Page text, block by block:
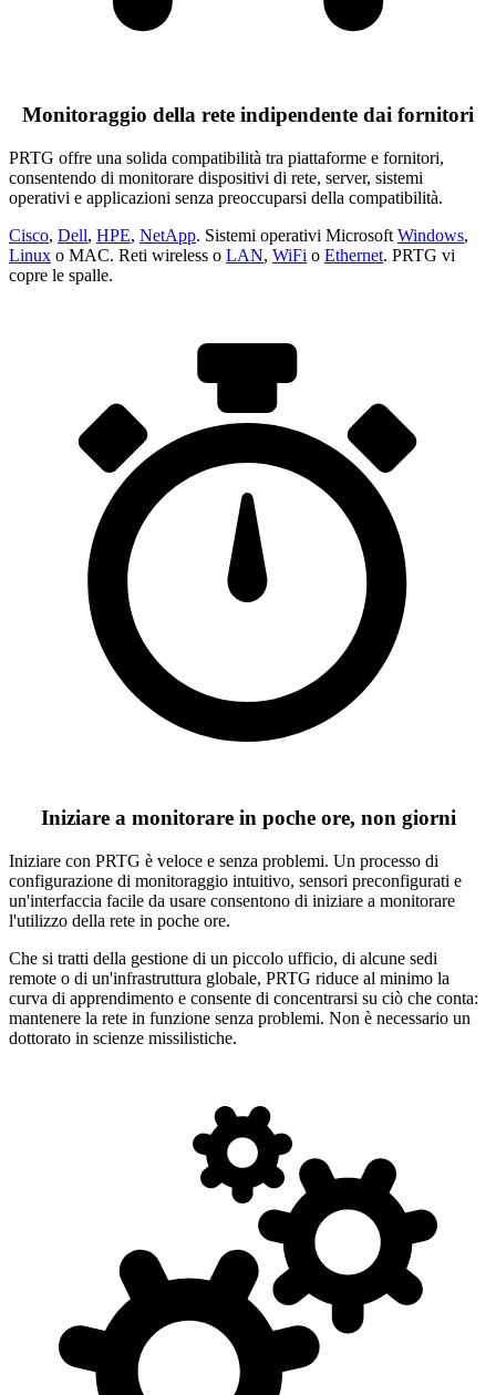
Monitoraggio della rete indipendente dai fornitori
PRTG offre una solida compatibilità tra piattaforme e fornitori,
consentendo di monitorare dispositivi di rete, server, sistemi
operativi e applicazioni senza preoccuparsi della compatibilità.
Cisco, Dell, HPE, NetApp. Sistemi operativi Microsoft Windows,
Linux o MAC. Reti wireless o LAN, WiFi o Ethernet. PRTG vi
copre le spalle.
Iniziare a monitorare in poche ore, non giorni
Iniziare con PRTG è veloce e senza problemi. Un processo di
configurazione di monitoraggio intuitivo, sensori preconfigurati e
un'interfaccia facile da usare consentono di iniziare a monitorare
l'utilizzo della rete in poche ore.
Che si tratti della gestione di un piccolo ufficio, di alcune sedi
remote o di un'infrastruttura globale, PRTG riduce al minimo la
curva di apprendimento e consente di concentrarsi su ciò che conta:
mantenere la rete in funzione senza problemi. Non è necessario un
dottorato in scienze missilistiche.